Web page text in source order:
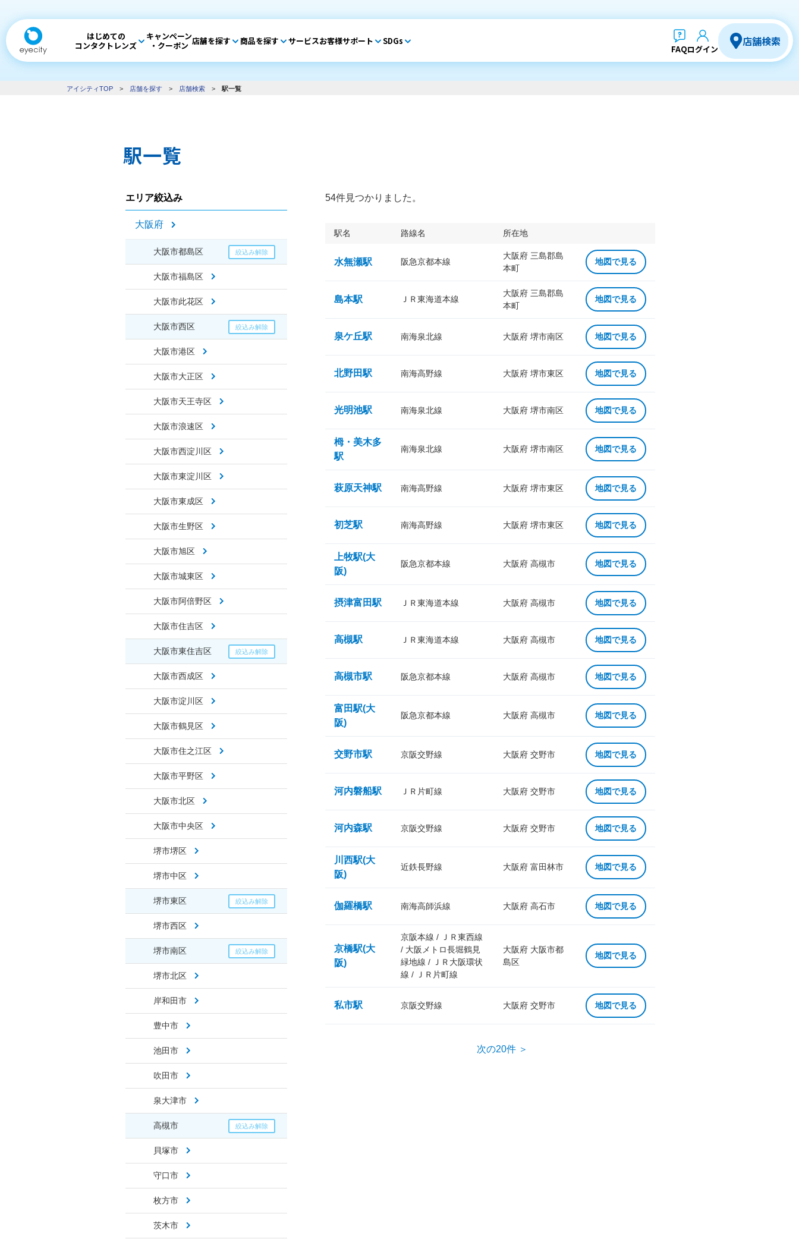
はじめての
コンタクトレンズ
キャンペーン
・クーポン 店舗を探す 商品を探す サービスお客様サポート SDGs
FAQログイン
店舗検索
アイシティTOP > 店舗を探す > 店舗検索 > 駅一覧
駅一覧
エリア絞込み
大阪府
大阪市都島区
大阪市福島区
大阪市此花区
大阪市西区
大阪市港区
大阪市大正区
大阪市天王寺区
大阪市浪速区
大阪市西淀川区
大阪市東淀川区
大阪市東成区
大阪市生野区
大阪市旭区
大阪市城東区
大阪市阿倍野区
大阪市住吉区
大阪市東住吉区
大阪市西成区
大阪市淀川区
大阪市鶴見区
大阪市住之江区
大阪市平野区
大阪市北区
大阪市中央区
堺市堺区
堺市中区
堺市東区
堺市西区
堺市南区
堺市北区
岸和田市
豊中市
池田市
吹田市
泉大津市
高槻市
貝塚市
守口市
枚方市
茨木市
54件見つかりました。
駅名 路線名 所在地
水無瀬駅 阪急京都本線
大阪府 三島郡島
本町
地図で見る
島本駅 ＪＲ東海道本線
大阪府 三島郡島
本町
地図で見る
泉ケ丘駅 南海泉北線 大阪府 堺市南区 地図で見る
北野田駅 南海高野線 大阪府 堺市東区 地図で見る
光明池駅 南海泉北線 大阪府 堺市南区 地図で見る
栂・美木多
駅
南海泉北線 大阪府 堺市南区 地図で見る
萩原天神駅 南海高野線 大阪府 堺市東区 地図で見る
初芝駅 南海高野線 大阪府 堺市東区 地図で見る
上牧駅(大
阪)
阪急京都本線 大阪府 高槻市 地図で見る
摂津富田駅 ＪＲ東海道本線 大阪府 高槻市 地図で見る
高槻駅 ＪＲ東海道本線 大阪府 高槻市 地図で見る
高槻市駅 阪急京都本線 大阪府 高槻市 地図で見る
富田駅(大
阪)
阪急京都本線 大阪府 高槻市 地図で見る
交野市駅 京阪交野線 大阪府 交野市 地図で見る
河内磐船駅 ＪＲ片町線 大阪府 交野市 地図で見る
河内森駅 京阪交野線 大阪府 交野市 地図で見る
川西駅(大
阪)
近鉄長野線 大阪府 富田林市 地図で見る
伽羅橋駅 南海高師浜線 大阪府 高石市 地図で見る
京橋駅(大
阪)
京阪本線 / ＪＲ東西線
/ 大阪メトロ長堀鶴見
緑地線 / ＪＲ大阪環状
線 / ＪＲ片町線
大阪府 大阪市都
島区
地図で見る
私市駅 京阪交野線 大阪府 交野市 地図で見る
次の20件 ＞